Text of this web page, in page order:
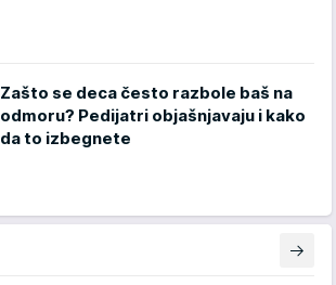
Zašto se deca često razbole baš na
odmoru? Pedijatri objašnjavaju i kako
da to izbegnete